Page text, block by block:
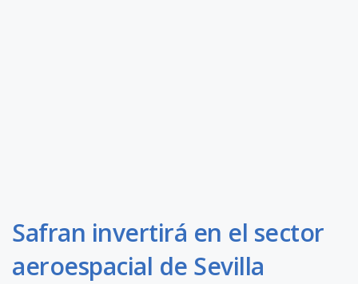
Safran invertirá en el sector
aeroespacial de Sevilla